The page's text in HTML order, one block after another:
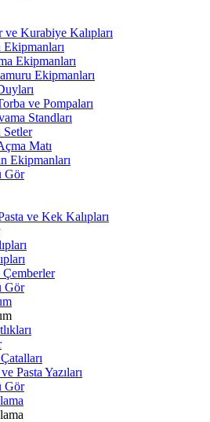
ve Kurabiye Kalıpları
Ekipmanları
Ekipmanları
ve Pompaları
Standları
Setler
Matı
Ekipmanları
Gör
ve Kek Kalıpları
Çemberler
Gör
Pasta Yazıları
Gör